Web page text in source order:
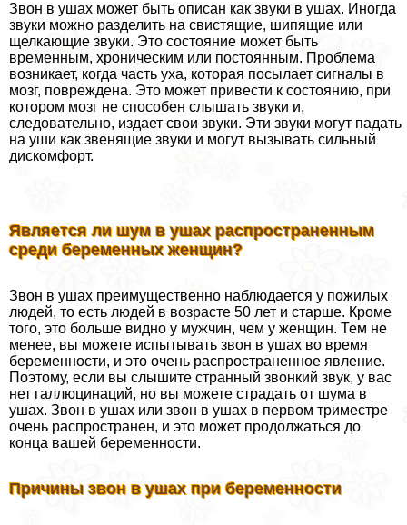
Звон в ушах может быть описан как звуки в ушах. Иногда
звуки можно разделить на свистящие, шипящие или
щелкающие звуки. Это состояние может быть
временным, хроническим или постоянным. Проблема
возникает, когда часть уха, которая посылает сигналы в
мозг, повреждена. Это может привести к состоянию, при
котором мозг не способен слышать звуки и,
следовательно, издает свои звуки. Эти звуки могут падать
на уши как звенящие звуки и могут вызывать сильный
дискомфорт.
Является ли шум в ушах распространенным
среди беременных женщин?
Звон в ушах преимущественно наблюдается у пожилых
людей, то есть людей в возрасте 50 лет и старше. Кроме
того, это больше видно у мужчин, чем у женщин. Тем не
менее, вы можете испытывать звон в ушах во время
беременности, и это очень распространенное явление.
Поэтому, если вы слышите странный звонкий звук, у вас
нет галлюцинаций, но вы можете страдать от шума в
ушах. Звон в ушах или звон в ушах в первом триместре
очень распространен, и это может продолжаться до
конца вашей беременности.
Причины звон в ушах при беременности